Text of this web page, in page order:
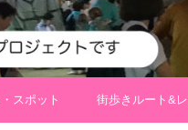
スポット 街歩きルート&